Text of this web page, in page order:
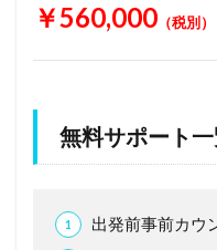
￥560,000 （税別）
無料サポート
出発前事前カウ